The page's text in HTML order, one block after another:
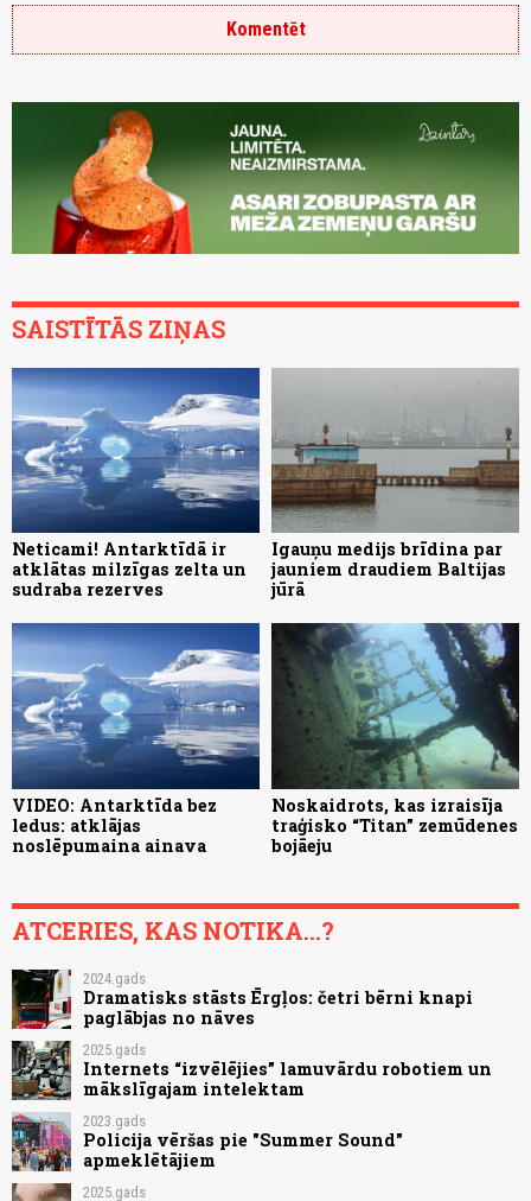
Komentēt
SAISTĪTĀS ZIŅAS
Neticami! Antarktīdā ir
atklātas milzīgas zelta un
sudraba rezerves
Igauņu medijs brīdina par
jauniem draudiem Baltijas
jūrā
VIDEO: Antarktīda bez
ledus: atklājas
noslēpumaina ainava
Noskaidrots, kas izraisīja
traģisko “Titan” zemūdenes
bojāeju
ATCERIES, KAS NOTIKA...?
2024.gads
Dramatisks stāsts Ērgļos: četri bērni knapi
paglābjas no nāves
2025.gads
Internets “izvēlējies” lamuvārdu robotiem un
mākslīgajam intelektam
2023.gads
Policija vēršas pie "Summer Sound"
apmeklētājiem
2025.gads